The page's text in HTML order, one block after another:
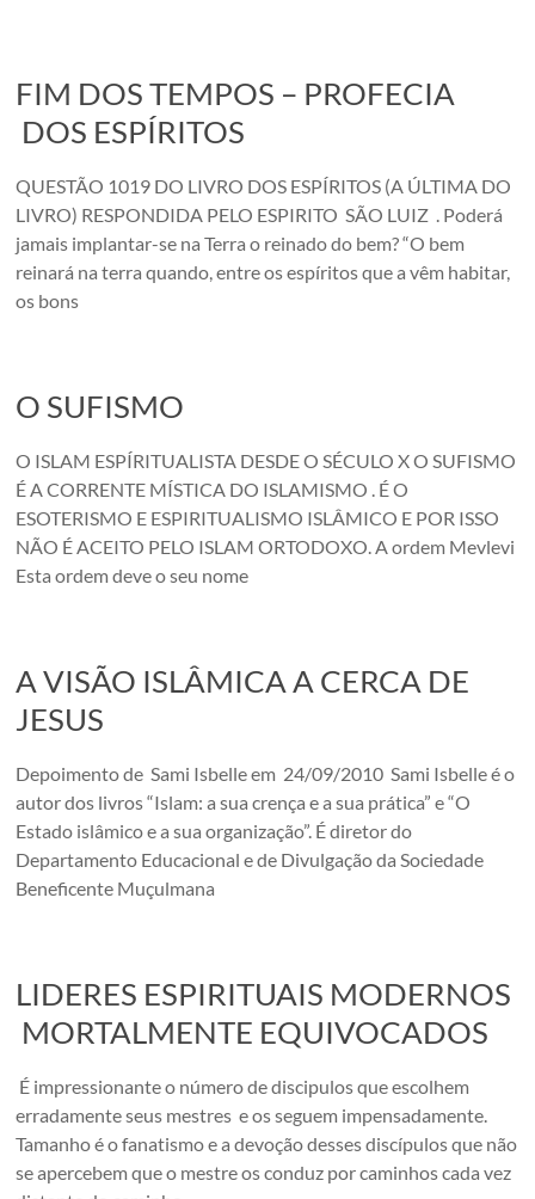
FIM DOS TEMPOS – PROFECIA
DOS ESPÍRITOS
QUESTÃO 1019 DO LIVRO DOS ESPÍRITOS (A ÚLTIMA DO
LIVRO) RESPONDIDA PELO ESPIRITO SÃO LUIZ . Poderá
jamais implantar-se na Terra o reinado do bem? “O bem
reinará na terra quando, entre os espíritos que a vêm habitar,
os bons
O SUFISMO
O ISLAM ESPÍRITUALISTA DESDE O SÉCULO X O SUFISMO
É A CORRENTE MÍSTICA DO ISLAMISMO . É O
ESOTERISMO E ESPIRITUALISMO ISLÂMICO E POR ISSO
NÃO É ACEITO PELO ISLAM ORTODOXO. A ordem Mevlevi
Esta ordem deve o seu nome
A VISÃO ISLÂMICA A CERCA DE
JESUS
Depoimento de Sami Isbelle em 24/09/2010 Sami Isbelle é o
autor dos livros “Islam: a sua crença e a sua prática” e “O
Estado islâmico e a sua organização”. É diretor do
Departamento Educacional e de Divulgação da Sociedade
Beneficente Muçulmana
LIDERES ESPIRITUAIS MODERNOS
MORTALMENTE EQUIVOCADOS
É impressionante o número de discipulos que escolhem
erradamente seus mestres e os seguem impensadamente.
Tamanho é o fanatismo e a devoção desses discípulos que não
se apercebem que o mestre os conduz por caminhos cada vez